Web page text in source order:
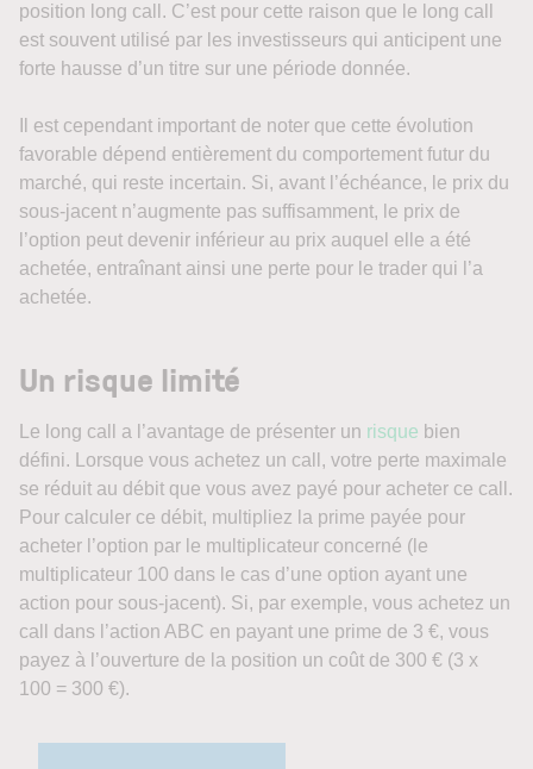
position long call. C’est pour cette raison que le long call
est souvent utilisé par les investisseurs qui anticipent une
forte hausse d’un titre sur une période donnée.
Il est cependant important de noter que cette évolution
favorable dépend entièrement du comportement futur du
marché, qui reste incertain. Si, avant l’échéance, le prix du
sous-jacent n’augmente pas suffisamment, le prix de
l’option peut devenir inférieur au prix auquel elle a été
achetée, entraînant ainsi une perte pour le trader qui l’a
achetée.
Un risque limité
Le long call a l’avantage de présenter un risque bien
défini. Lorsque vous achetez un call, votre perte maximale
se réduit au débit que vous avez payé pour acheter ce call.
Pour calculer ce débit, multipliez la prime payée pour
acheter l’option par le multiplicateur concerné (le
multiplicateur 100 dans le cas d’une option ayant une
action pour sous-jacent). Si, par exemple, vous achetez un
call dans l’action ABC en payant une prime de 3 €, vous
payez à l’ouverture de la position un coût de 300 € (3 x
100 = 300 €).